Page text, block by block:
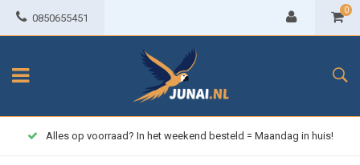
0850655451
0
Alles op voorraad? In het weekend besteld = Maandag in huis!